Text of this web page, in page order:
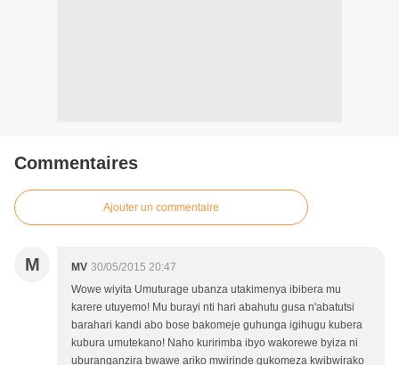
Commentaires
Ajouter un commentaire
M MV 30/05/2015 20:47
Wowe wiyita Umuturage ubanza utakimenya ibibera mu
karere utuyemo! Mu burayi nti hari abahutu gusa n'abatutsi
barahari kandi abo bose bakomeje guhunga igihugu kubera
kubura umutekano! Naho kuririmba ibyo wakorewe byiza ni
uburanganzira bwawe ariko mwirinde gukomeza kwibwirako